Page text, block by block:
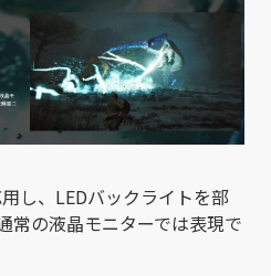
し、LEDバックライトを部
常の液晶モニターでは表現で